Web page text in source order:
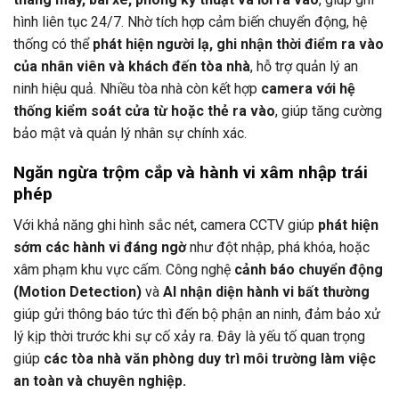
hình liên tục 24/7. Nhờ tích hợp cảm biến chuyển động, hệ
thống có thể phát hiện người lạ, ghi nhận thời điểm ra vào
của nhân viên và khách đến tòa nhà, hỗ trợ quản lý an
ninh hiệu quả. Nhiều tòa nhà còn kết hợp camera với hệ
thống kiểm soát cửa từ hoặc thẻ ra vào, giúp tăng cường
bảo mật và quản lý nhân sự chính xác.
Ngăn ngừa trộm cắp và hành vi xâm nhập trái
phép
Với khả năng ghi hình sắc nét, camera CCTV giúp phát hiện
sớm các hành vi đáng ngờnhư đột nhập, phá khóa, hoặc
xâm phạm khu vực cấm. Công nghệ cảnh báo chuyển động
(Motion Detection) và AI nhận diện hành vi bất thường
giúp gửi thông báo tức thì đến bộ phận an ninh, đảm bảo xử
lý kịp thời trước khi sự cố xảy ra. Đây là yếu tố quan trọng
giúp các tòa nhà văn phòng duy trì môi trường làm việc
an toàn và chuyên nghiệp.